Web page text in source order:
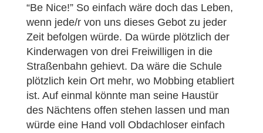
“Be Nice!” So einfach wäre doch das Leben,
wenn jede/r von uns dieses Gebot zu jeder
Zeit befolgen würde. Da würde plötzlich der
Kinderwagen von drei Freiwilligen in die
Straßenbahn gehievt. Da wäre die Schule
plötzlich kein Ort mehr, wo Mobbing etabliert
ist. Auf einmal könnte man seine Haustür
des Nächtens offen stehen lassen und man
würde eine Hand voll Obdachloser einfach